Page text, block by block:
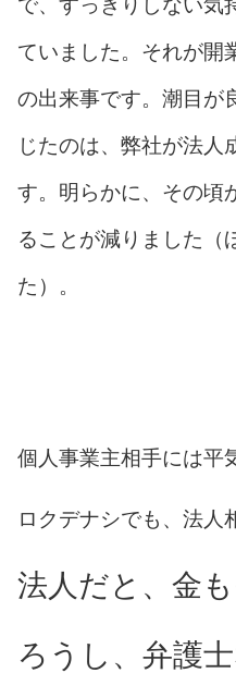
ていました。それが開
の出来事です。潮目が
じたのは、弊社が法人
す。明らかに、その頃
ることが減りました（
た）。
個人事業主相手には平
ロクデナシでも、法人
法人だと、金
ろうし、弁護